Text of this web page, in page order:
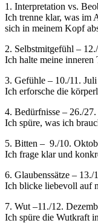
1. Interpretation vs.
Ich trenne klar, was im
sich in meinem Kopf
2. Selbstmitgefühl –
Ich halte meine
3. Gefühle – 10./11.
Ich erforsche die
4. Bedürfnisse – 26./
Ich spüre, was ich
5. Bitten – 9./10.
Ich frage klar und
6. Glaubenssätze –
Ich blicke liebevoll auf
7. Wut –11./12.
Ich spüre die Wutkraft